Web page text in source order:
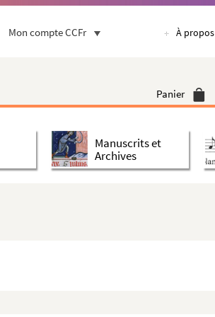
Mon compte CCFr À propos
Panier
Manuscrits et
Archives